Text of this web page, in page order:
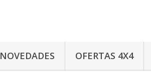
NOVEDADES OFERTAS 4X4